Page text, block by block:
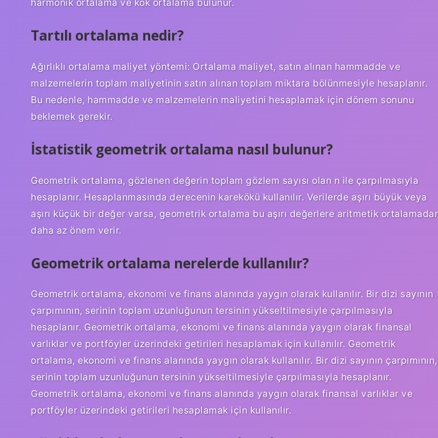
harmonik ortalama ve kök ortalama bulunur.
Tartılı ortalama nedir?
Ağırlıklı ortalama maliyet yöntemi: Ortalama maliyet, satın alınan hammadde ve
malzemelerin toplam maliyetinin satın alınan toplam miktara bölünmesiyle hesaplanır.
Bu nedenle, hammadde ve malzemelerin maliyetini hesaplamak için dönem sonunu
beklemek gerekir.
İstatistik geometrik ortalama nasıl bulunur?
Geometrik ortalama, gözlenen değerin toplam gözlem sayısı olan n ile çarpılmasıyla
hesaplanır. Hesaplanmasında derecenin karekökü kullanılır. Verilerde aşırı büyük veya
aşırı küçük bir değer varsa, geometrik ortalama bu aşırı değerlere aritmetik
daha az önem verir.
Geometrik ortalama nerelerde kullanılır?
Geometrik ortalama, ekonomi ve finans alanında yaygın olarak kullanılır. Bir dizi sayının
çarpımının, serinin toplam uzunluğunun tersinin yükseltilmesiyle çarpılmasıyla
hesaplanır. Geometrik ortalama, ekonomi ve finans alanında yaygın olarak finansal
varlıklar ve portföyler üzerindeki getirileri hesaplamak için kullanılır. Geometrik
ortalama, ekonomi ve finans alanında yaygın olarak kullanılır. Bir dizi sayının çarpımının,
serinin toplam uzunluğunun tersinin yükseltilmesiyle çarpılmasıyla hesaplanır.
Geometrik ortalama, ekonomi ve finans alanında yaygın olarak finansal varlıklar ve
portföyler üzerindeki getirileri hesaplamak için kullanılır.